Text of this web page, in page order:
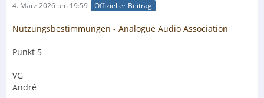
4. März 2026 um 19:59 Offizieller Beitrag
Nutzungsbestimmungen - Analogue Audio Association
Punkt 5
VG
André